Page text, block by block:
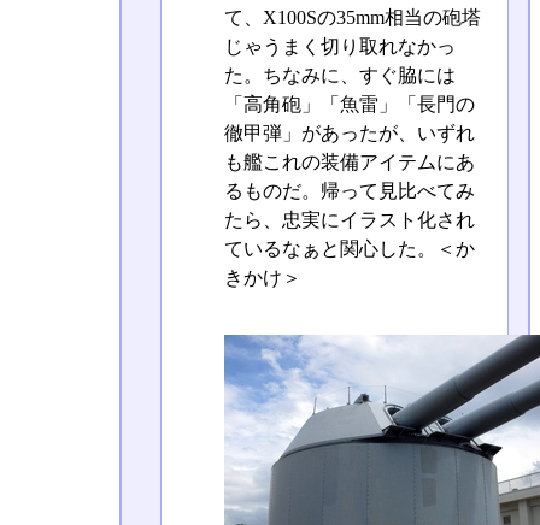
て、X100Sの35mm相当の砲塔
じゃうまく切り取れなかっ
た。ちなみに、すぐ脇には
「高角砲」「魚雷」「長門の
徹甲弾」があったが、いずれ
も艦これの装備アイテムにあ
るものだ。帰って見比べてみ
たら、忠実にイラスト化され
ているなぁと関心した。＜か
きかけ＞